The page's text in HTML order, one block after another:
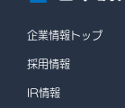
企業情報トップ
採用情報
IR情報